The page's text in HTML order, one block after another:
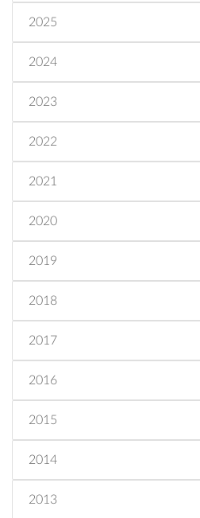
2025
2024
2023
2022
2021
2020
2019
2018
2017
2016
2015
2014
2013